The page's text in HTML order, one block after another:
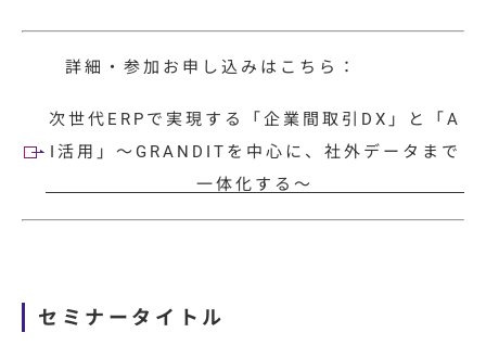
詳細・参加お申し込みはこちら：
次世代ERPで実現する「企業間取引DX」と「A
I活用」〜GRANDITを中心に、社外データまで
一体化する〜
セミナータイトル